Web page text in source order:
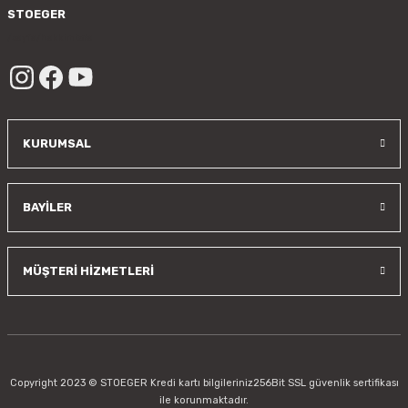
STOEGER
KURUMSAL
BAYİLER
MÜŞTERİ HİZMETLERİ
Copyright 2023 © STOEGER Kredi kartı bilgileriniz256Bit SSL güvenlik sertifikası
ile korunmaktadır.